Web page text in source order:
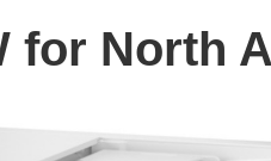
for North